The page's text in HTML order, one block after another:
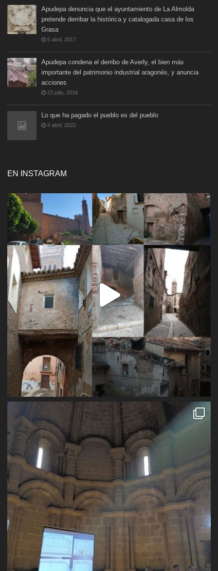
Apudepa denuncia que el ayuntamiento de La Almolda
pretende derribar la histórica y catalogada casa de los
Grasa
5 abril, 2017
Apudepa condena el derribo de Averly, el bien más
importante del patrimonio industrial aragonés, y anuncia
acciones
23 julio, 2016
Lo que ha pagado el pueblo es del pueblo
4 abril, 2022
EN INSTAGRAM